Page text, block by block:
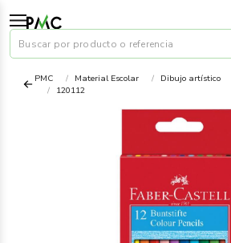
Buscar por producto o referencia
PMC Material Escolar Dibujo artístico
120112